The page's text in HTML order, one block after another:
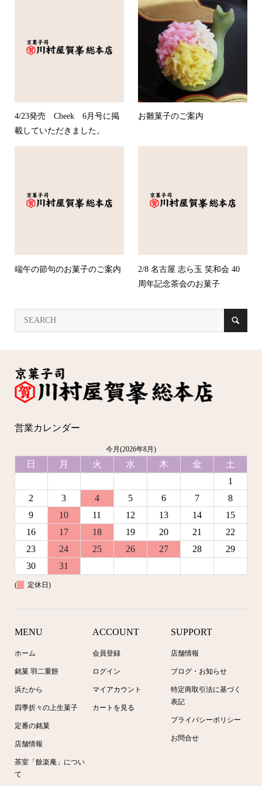
4/23発売 Cheek 6月号に掲
載していただきました。
お雛菓子のご案内
端午の節句のお菓子のご案内
2/8 名古屋 志ら玉 笑和会 40
周年記念茶会のお菓子
営業カレンダー
今月(2026年8月)
日 月 火 水 木 金
土
1
2
3 4 5 6 7
8
9
10 11 12 13 14
15
16
17 18 19 20 21
22
23
24 25 26 27 28
29
30
31
( 定休日)
MENU
ホーム
銘菓 羽二重餅
浜たから
四季折々の上生菓子
定番の銘菓
店舗情報
茶室「餘楽庵」につい
て
ACCOUNT
会員登録
ログイン
マイアカウント
カートを見る
SUPPORT
店舗情報
ブログ・お知らせ
特定商取引法に基づく
表記
プライバシーポリシー
お問合せ